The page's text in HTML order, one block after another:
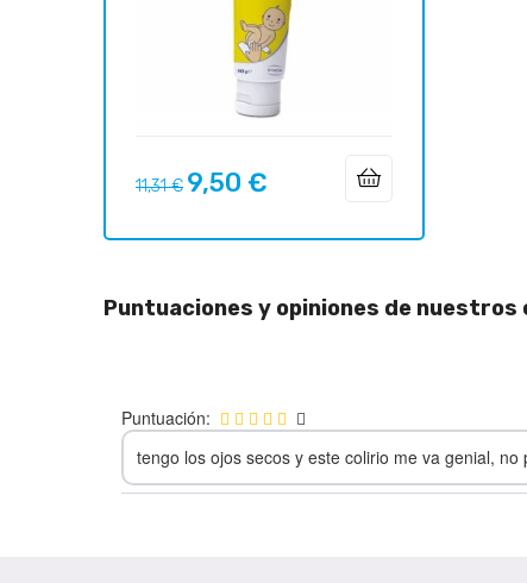
Precio
11,31 € Precio
9,50 €
Puntuaciones y opiniones de nuestros
Puntuación:
tengo los ojos secos y este colirio me va genial,